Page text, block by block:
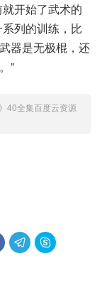
开始了武术的
列的训练，比
器是无极棍，还
”
40全集百度云资源
 